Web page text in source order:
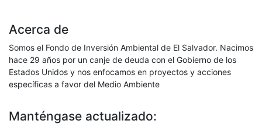
Acerca de
Somos el Fondo de Inversión Ambiental de El Salvador. Nacimos
hace 29 años por un canje de deuda con el Gobierno de los
Estados Unidos y nos enfocamos en proyectos y acciones
específicas a favor del Medio Ambiente
Manténgase actualizado: